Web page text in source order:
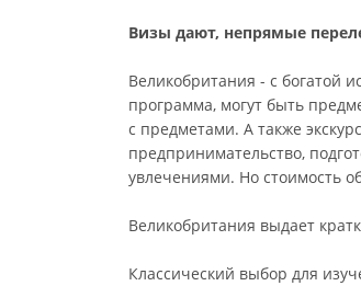
Визы дают, непрямые
Великобритания - с богатой
программа, могут быть
с предметами. А также
предпринимательство,
увлечениями. Но стоимость
Великобритания выдает
Классический выбор для